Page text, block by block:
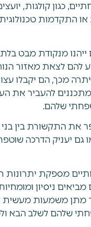
כגון קולגות,
התקדמות
ייהנו מנקודת מבט
להם לצאת מאזור
מכך, הם יקבלו
להעביר את
שלהם.
את התקשורת בין
יעניק הדרכה
מספקת
ניסיון ומומחיות
מתן משמעות מעשית
שלהם לשלב הבא